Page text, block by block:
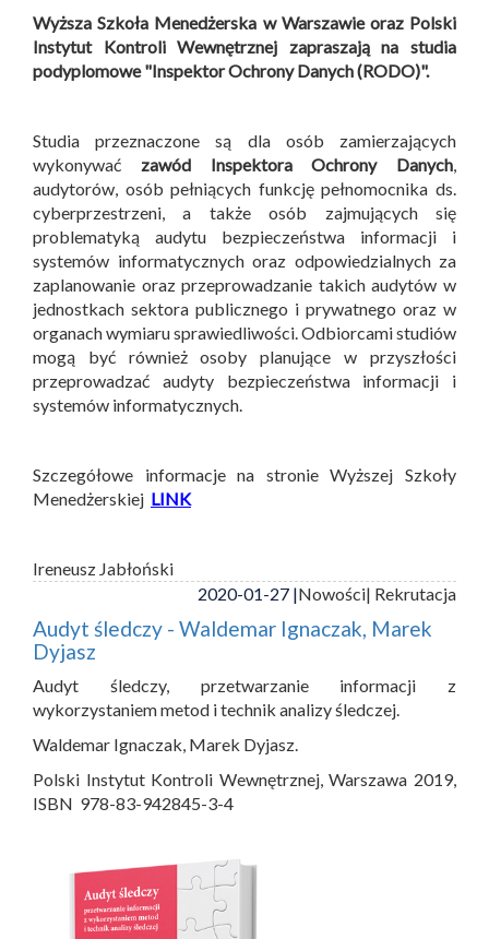
Wyższa Szkoła Menedżerska w Warszawie oraz Polski
Instytut Kontroli Wewnętrznej zapraszają na studia
podyplomowe "Inspektor Ochrony Danych (RODO)".
Studia przeznaczone są dla osób zamierzających
wykonywać zawód Inspektora Ochrony Danych
audytorów, osób pełniących funkcję pełnomocnika ds.
cyberprzestrzeni, a także osób zajmujących się
problematyką audytu bezpieczeństwa informacji i
systemów informatycznych oraz odpowiedzialnych za
zaplanowanie oraz przeprowadzanie takich audytów w
jednostkach sektora publicznego i prywatnego oraz w
organach wymiaru sprawiedliwości. Odbiorcami studiów
mogą być również osoby planujące w przyszłości
przeprowadzać audyty bezpieczeństwa informacji i
systemów informatycznych.
Szczegółowe informacje na stronie Wyższej Szkoły
Menedżerskiej LINK
Ireneusz Jabłoński
2020-01-27 |Nowości| Rekrutacja
Audyt śledczy - Waldemar Ignaczak, Marek
Dyjasz
Audyt śledczy, przetwarzanie informacji z
wykorzystaniem metod i technik analizy śledczej.
Waldemar Ignaczak, Marek Dyjasz.
Polski Instytut Kontroli Wewnętrznej, Warszawa 2019,
ISBN 978-83-942845-3-4